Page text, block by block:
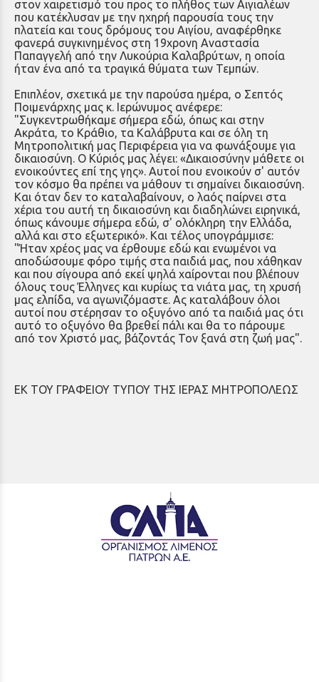
στον χαιρετισμό του προς το πλήθος των Αιγιαλέων
που κατέκλυσαν με την ηχηρή παρουσία τους την
πλατεία και τους δρόμους του Αιγίου, αναφέρθηκε
φανερά συγκινημένος στη 19χρονη Αναστασία
Παπαγγελή από την Λυκούρια Καλαβρύτων, η οποία
ήταν ένα από τα τραγικά θύματα των Τεμπών.
Επιπλέον, σχετικά με την παρούσα ημέρα, ο Σεπτός
Ποιμενάρχης μας κ. Ιερώνυμος ανέφερε:
"Συγκεντρωθήκαμε σήμερα εδώ, όπως και στην
Ακράτα, το Κράθιο, τα Καλάβρυτα και σε όλη τη
Μητροπολιτική μας Περιφέρεια για να φωνάξουμε για
δικαιοσύνη. Ο Κύριός μας λέγει: «Δικαιοσύνην μάθετε οι
ενοικούντες επί της γης». Αυτοί που ενοικούν σ' αυτόν
τον κόσμο θα πρέπει να μάθουν τι σημαίνει δικαιοσύνη.
Και όταν δεν το καταλαβαίνουν, ο λαός παίρνει στα
χέρια του αυτή τη δικαιοσύνη και διαδηλώνει ειρηνικά,
όπως κάνουμε σήμερα εδώ, σ' ολόκληρη την Ελλάδα,
αλλά και στο εξωτερικό». Και τέλος υπογράμμισε:
"Ήταν χρέος μας να έρθουμε εδώ και ενωμένοι να
αποδώσουμε φόρο τιμής στα παιδιά μας, που χάθηκαν
και που σίγουρα από εκεί ψηλά χαίρονται που βλέπουν
όλους τους Έλληνες και κυρίως τα νιάτα μας, τη χρυσή
μας ελπίδα, να αγωνιζόμαστε. Ας καταλάβουν όλοι
αυτοί που στέρησαν το οξυγόνο από τα παιδιά μας ότι
αυτό το οξυγόνο θα βρεθεί πάλι και θα το πάρουμε
από τον Χριστό μας, βάζοντάς Τον ξανά στη ζωή μας".
ΕΚ ΤΟΥ ΓΡΑΦΕΙΟΥ ΤΥΠΟΥ ΤΗΣ ΙΕΡΑΣ ΜΗΤΡΟΠΟΛΕΩΣ